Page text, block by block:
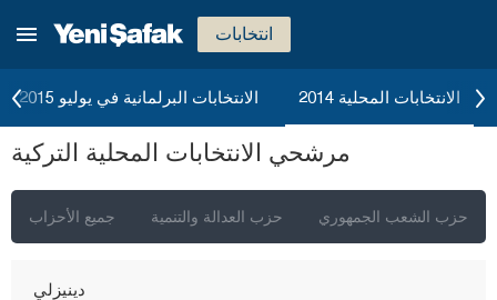
انتخابات
الانتخابات البرلمانية في يوليو 2015 الانتخابات المحلية 2014
مرشحي الانتخابات المحلية التركية
جميع الأحزاب حزب العدالة والتنمية حزب الشعب الجمهوري
بولو
بوردور
بورصا
جناق قلعة
جوروم
دينيزلي